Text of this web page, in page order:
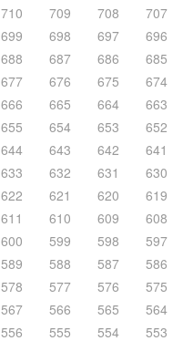
710 709 708 707
699 698 697 696
688 687 686 685
677 676 675 674
666 665 664 663
655 654 653 652
644 643 642 641
633 632 631 630
622 621 620 619
611 610 609 608
600 599 598 597
589 588 587 586
578 577 576 575
567 566 565 564
556 555 554 553